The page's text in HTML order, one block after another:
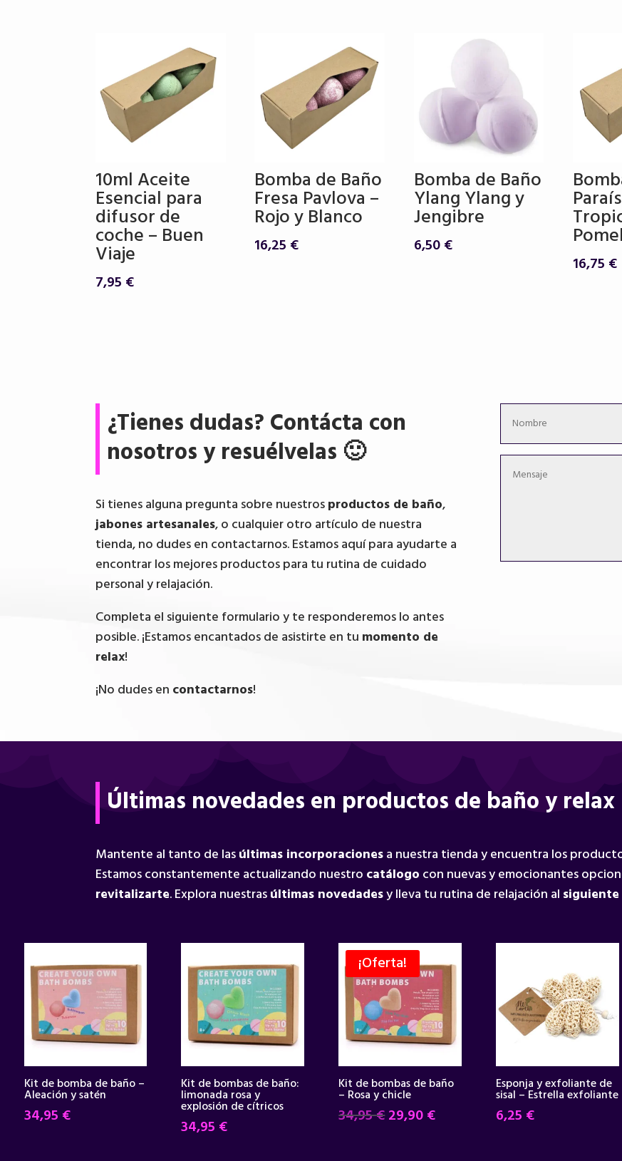
10ml Aceite
Esencial para
difusor de
coche – Buen
Viaje
7,95 €
Bomba de Baño
Fresa Pavlova –
Rojo y Blanco
16,25 €
Bomba de Baño
Ylang Ylang y
Jengibre
6,50€
16,75 €
¿Tienes dudas? Contácta con
nosotros y resuélvelas 🙂
Si tienes alguna pregunta sobre nuestrosproductos de baño,
jabones artesanales, o cualquier otro artículo de nuestra
tienda, no dudes en contactarnos. Estamos aquí para ayudarte a
encontrar los mejores productos para tu rutina de cuidado
personal y relajación.
Completa el siguiente formulario y te responderemos lo antes
posible. ¡Estamos encantados de asistirte en tu momento de
relax!
¡No dudes en contactarnos!
Últimas novedades en productos de baño y relax
Mantente al tanto de lasúltimas incorporacionesa nuestra tienda y encuentra los
Estamos constantemente actualizando nuestro catálogo con nuevas y emocionantes
revitalizarte. Explora nuestrasúltimas novedadesy lleva tu rutina de relajación al
Kit de bomba de baño –
Aleación y satén
34,95 €
Kit de bombas de baño:
limonada rosa y
explosión de cítricos
34,95 €
¡Oferta!
Kit de bombas de baño
– Rosa y chicle
34,95€El
29,90€El
Esponja y exfoliante de
sisal – Estrella exfoliante
6,25 €